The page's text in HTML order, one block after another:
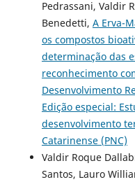
Pedrassani, Valdir
Benedetti, A Erva-
os compostos
determinação das
reconhecimento
Desenvolvimento
Edição especial:
desenvolvimento
Catarinense (PNC)
Valdir Roque
Santos, Lauro